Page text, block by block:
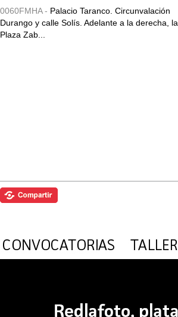
0060FMHA - Palacio Taranco. Circunvalación
Durango y calle Solís. Adelante a la derecha, la
Plaza Zab...